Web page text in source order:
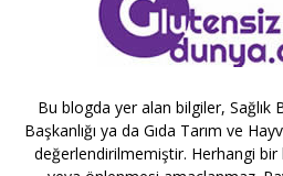
Bu blogda yer alan bilgiler, Sağlık
Başkanlığı ya da Gıda Tarım ve
değerlendirilmemiştir. Herhangi bir